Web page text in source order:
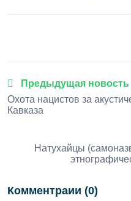
Предыдущая новость
Охота нацистов за
Кавказа
Натухайцы
Комментраии (0)